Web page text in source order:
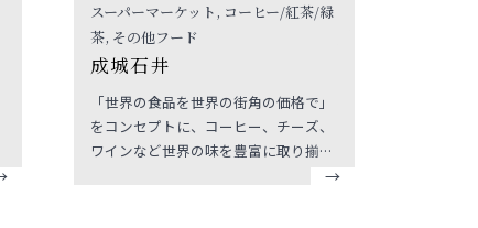
スーパーマーケット, コーヒー/紅茶/緑
茶, その他フード
成城石井
「世界の食品を世界の街角の価格で」
をコンセプトに、コーヒー、チーズ、
ワインなど世界の味を豊富に取り揃え